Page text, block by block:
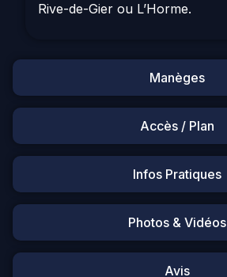
Manèges
Accès / Plan
Infos Pratiques
Photos & Vidéos
Avis
Rive-de-Gier ou L’Horme.